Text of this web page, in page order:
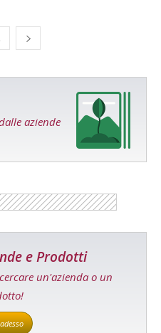
aziende
e Prodotti
un'azienda o un